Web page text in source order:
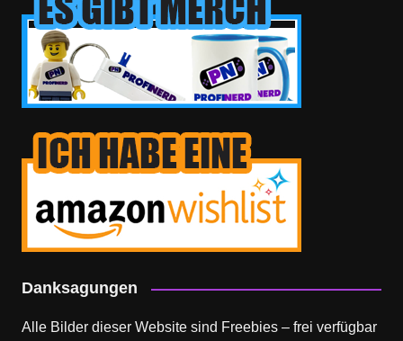
Danksagungen
Alle Bilder dieser Website sind Freebies – frei verfügbar